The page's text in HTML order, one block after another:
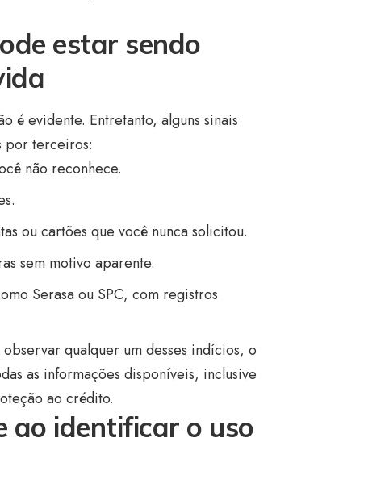
estar sendo
é evidente. Entretanto, alguns sinais
por terceiros:
não reconhece.
ou cartões que você nunca solicitou.
sem motivo aparente.
Serasa ou SPC, com registros
qualquer um desses indícios, o
as informações disponíveis, inclusive
ao crédito.
ao identificar o uso